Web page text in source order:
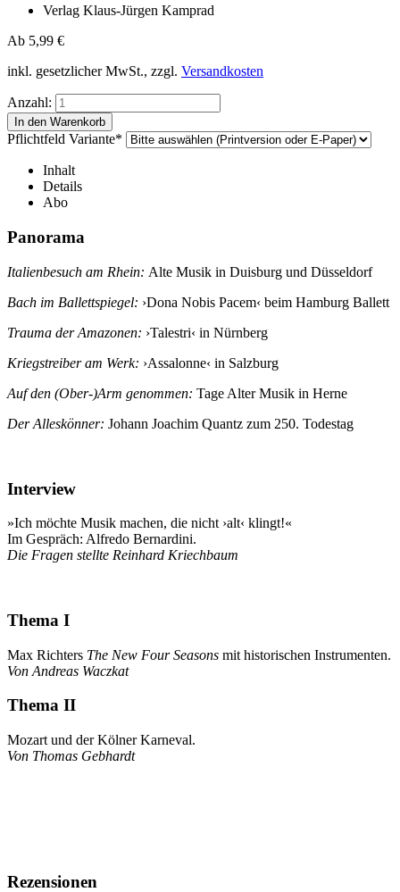
Verlag Klaus-Jürgen Kamprad
Ab 5,99 €
inkl. gesetzlicher MwSt., zzgl. Versandkosten
Anzahl:
Pflichtfeld Variante*
Inhalt
Details
Abo
Panorama
Italienbesuch am Rhein: Alte Musik in Duisburg und Düsseldorf
Bach im Ballettspiegel: ›Dona Nobis Pacem‹ beim Hamburg Ballett
Trauma der Amazonen: ›Talestri‹ in Nürnberg
Kriegstreiber am Werk: ›Assalonne‹ in Salzburg
Auf den (Ober-)Arm genommen: Tage Alter Musik in Herne
Der Alleskönner: Johann Joachim Quantz zum 250. Todestag
Interview
»Ich möchte Musik machen, die nicht ›alt‹ klingt!«
Im Gespräch: Alfredo Bernardini.
Die Fragen stellte Reinhard Kriechbaum
Thema I
Max Richters The New Four Seasons mit historischen Instrumenten.
Von Andreas Waczkat
Thema II
Mozart und der Kölner Karneval.
Von Thomas Gebhardt
Rezensionen